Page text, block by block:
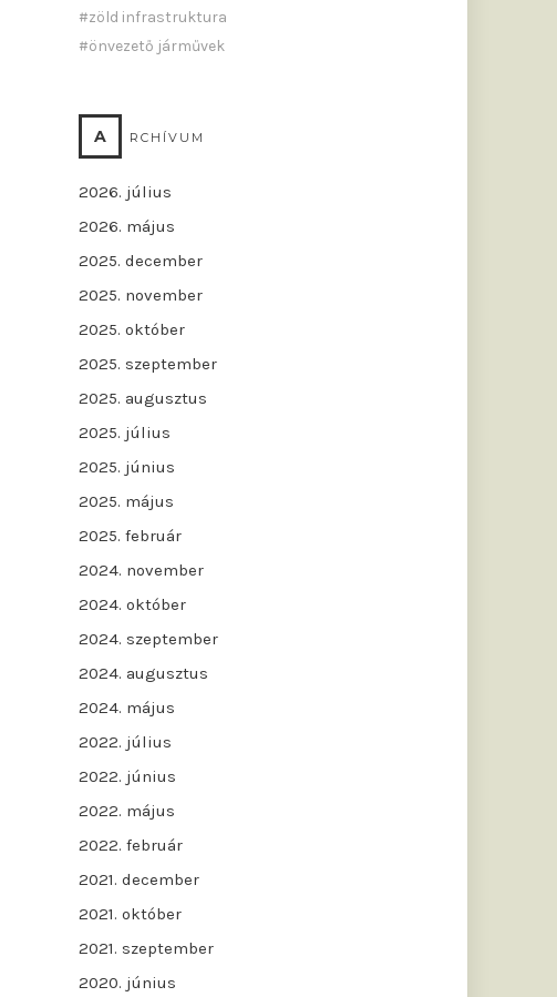
zöld infrastruktura
önvezető járművek
A RCHÍVUM
2026. július
2026. május
2025. december
2025. november
2025. október
2025. szeptember
2025. augusztus
2025. július
2025. június
2025. május
2025. február
2024. november
2024. október
2024. szeptember
2024. augusztus
2024. május
2022. július
2022. június
2022. május
2022. február
2021. december
2021. október
2021. szeptember
2020. június